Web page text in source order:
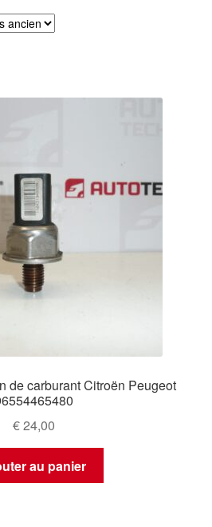
de carburant Citroën Peugeot
€24,00
au panier